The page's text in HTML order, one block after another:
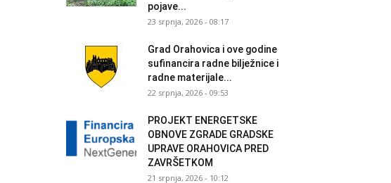
pojave...
23 srpnja, 2026 - 08:17
Grad Orahovica i ove godine
sufinancira radne bilježnice i
radne materijale...
22 srpnja, 2026 - 09:53
PROJEKT ENERGETSKE
OBNOVE ZGRADE GRADSKE
UPRAVE ORAHOVICA PRED
ZAVRŠETKOM
21 srpnja, 2026 - 10:12